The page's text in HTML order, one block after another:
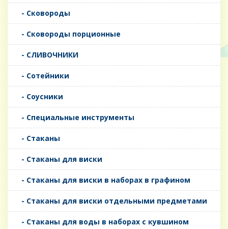
- Сковороды
- Сковороды порционные
- СЛИВОЧНИКИ
- Сотейники
- Соусники
- Специальные инструменты
- Стаканы
- Стаканы для виски
- Стаканы для виски в наборах в графином
- Стаканы для виски отдельными предметами
- Стаканы для воды в наборах с кувшином